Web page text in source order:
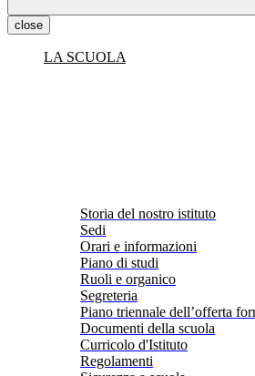
close
LA SCUOLA
Storia del nostro istituto
Sedi
Orari e informazioni
Piano di studi
Ruoli e organico
Segreteria
Piano triennale dell’offerta
Documenti della scuola
Curricolo d'Istituto
Regolamenti